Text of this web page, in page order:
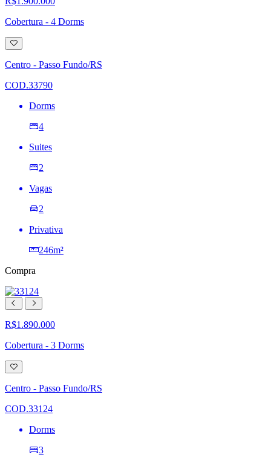
Cobertura - 4 Dorms
Adicionar
à
lista
de
Centro - Passo Fundo/RS
COD.33790
Dorms
4
Suites
2
Vagas
2
Privativa
246m²
Compra
R$1.890.000
Cobertura - 3 Dorms
Adicionar
à
lista
de
Centro - Passo Fundo/RS
COD.33124
Dorms
3